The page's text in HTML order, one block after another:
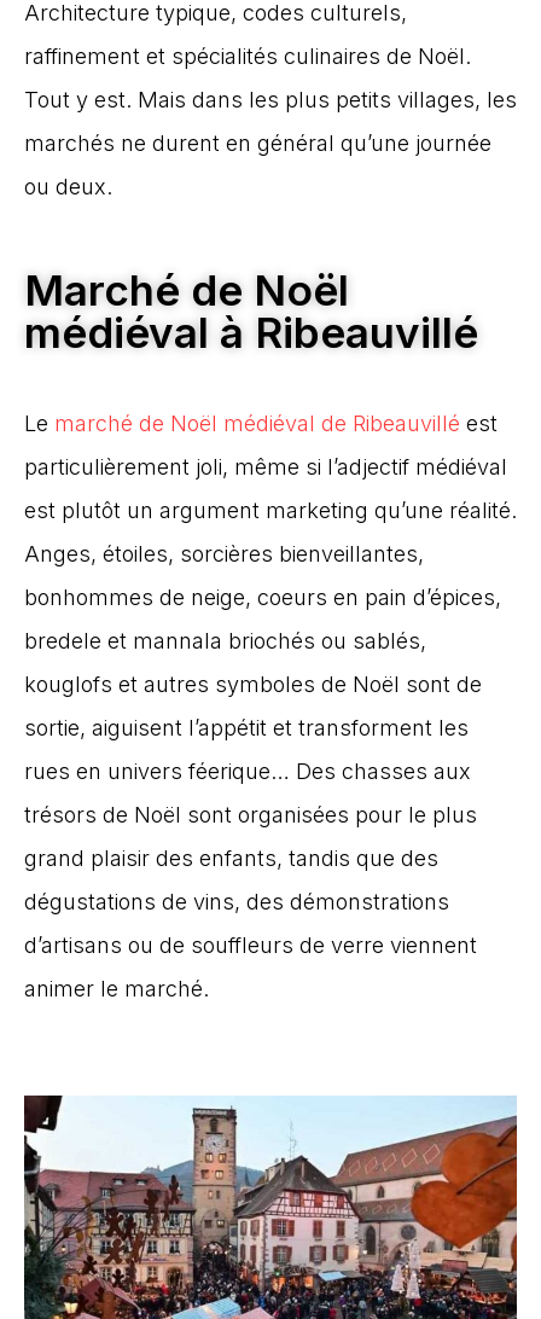
Architecture typique, codes culturels,
raffinement et spécialités culinaires de Noël.
Tout y est. Mais dans les plus petits villages, les
marchés ne durent en général qu’une journée
ou deux.
Marché de Noël
médiéval à Ribeauvillé
Le marché de Noël médiéval de Ribeauvillé est
particulièrement joli, même si l’adjectif médiéval
est plutôt un argument marketing qu’une réalité.
Anges, étoiles, sorcières bienveillantes,
bonhommes de neige, coeurs en pain d’épices,
bredele et mannala briochés ou sablés,
kouglofs et autres symboles de Noël sont de
sortie, aiguisent l’appétit et transforment les
rues en univers féerique… Des chasses aux
trésors de Noël sont organisées pour le plus
grand plaisir des enfants, tandis que des
dégustations de vins, des démonstrations
d’artisans ou de souffleurs de verre viennent
animer le marché.